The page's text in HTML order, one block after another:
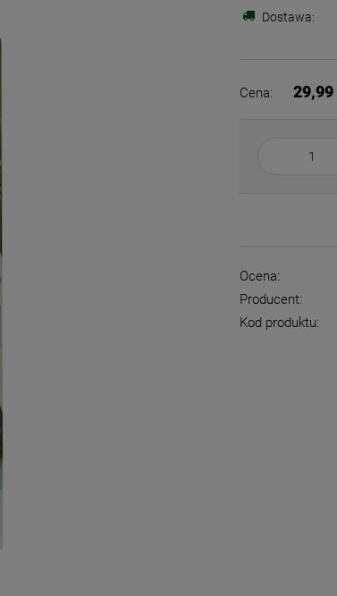
Dostawa:
Cena: 29,99
Ocena:
Producent:
Kod produktu: